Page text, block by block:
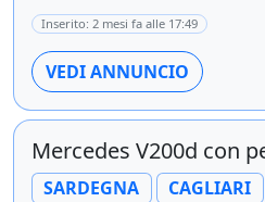
Inserito: 2 mesi fa alle 17:49
VEDI ANNUNCIO
Mercedes V200d con
SARDEGNA CAGLIARI